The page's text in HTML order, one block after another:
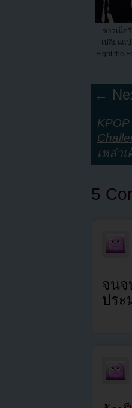
ชาวเน็ต
เปลี่ยนแ
Fight the
←
เหล่า
5
จนจ
ประ